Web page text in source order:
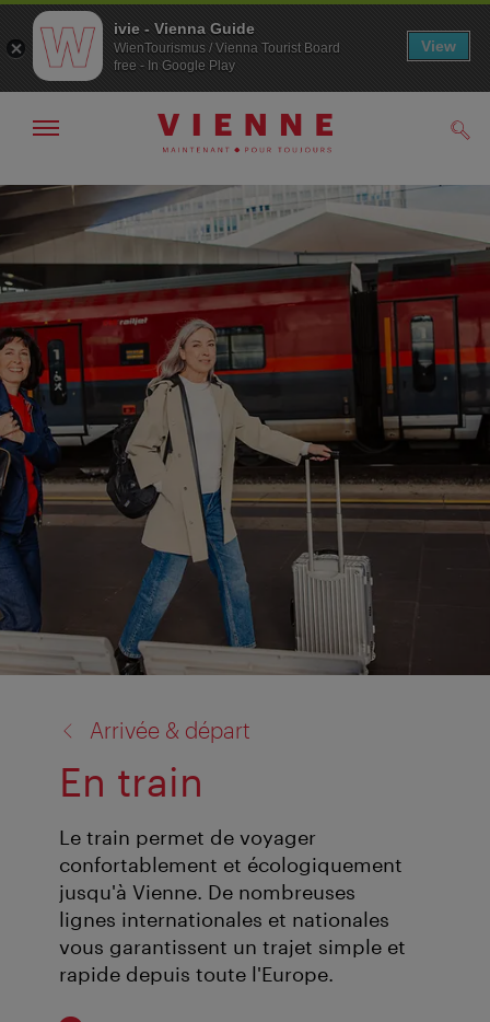
Navigation
Contenu
Afficher
la
navigation
Arrivée & départ
En train
Le train permet de voyager
confortablement et écologiquement
jusqu'à Vienne. De nombreuses
lignes internationales et nationales
vous garantissent un trajet simple et
rapide depuis toute l'Europe.
ivie - Vienna Guide
WienTourismus / Vienna Tourist Board
free - In Google Play
View